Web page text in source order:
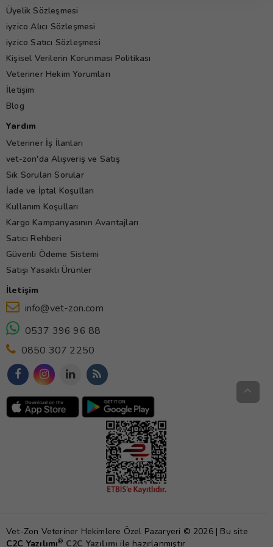
Üyelik Sözleşmesi
iyzico Alıcı Sözleşmesi
iyzico Satıcı Sözleşmesi
Kişisel Verilerin Korunması Politikası
Veteriner Hekim Yorumları
İletişim
Blog
Yardım
Veteriner İş İlanları
vet-zon'da Alışveriş ve Satış
Sık Sorulan Sorular
İade ve İptal Koşulları
Kullanım Koşulları
Kargo Kampanyasının Avantajları
Satıcı Rehberi
Güvenli Ödeme Sistemi
Satışı Yasaklı Ürünler
İletişim
info@vet-zon.com
0537 396 96 88
0850 307 2250
Vet-Zon Veteriner Hekimlere Özel Pazaryeri © 2026 | Bu site
C2C Yazılımı® C2C Yazılımı ile hazırlanmıştır